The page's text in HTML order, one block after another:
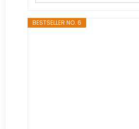
BESTSELLER NO. 6